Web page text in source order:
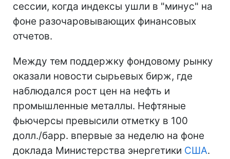
сессии, когда индексы ушли в "минус" на
фоне разочаровывающих финансовых
отчетов.
Между тем поддержку фондовому рынку
оказали новости сырьевых бирж, где
наблюдался рост цен на нефть и
промышленные металлы. Нефтяные
фьючерсы превысили отметку в 100
долл./барр. впервые за неделю на фоне
доклада Министерства энергетики США.